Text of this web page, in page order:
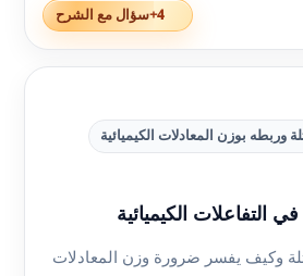
+4سؤال مع الشرح
وربطه بوزن المعادلات الكيميائية
التفاعلات الكيميائية
وكيف يفسر ضرورة وزن المعادلات